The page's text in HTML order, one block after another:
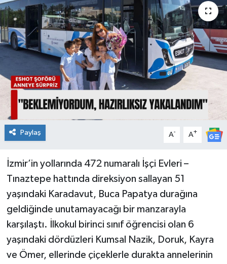
Paylaş A- A+
İzmir’in yollarında 472 numaralı İşçi Evleri –
Tınaztepe hattında direksiyon sallayan 51
yaşındaki Karadavut, Buca Papatya durağına
geldiğinde unutamayacağı bir manzarayla
karşılaştı. İlkokul birinci sınıf öğrencisi olan 6
yaşındaki dördüzleri Kumsal Nazik, Doruk, Kayra
ve Ömer, ellerinde çiçeklerle durakta annelerinin
Çevre
Okul Gazetesi